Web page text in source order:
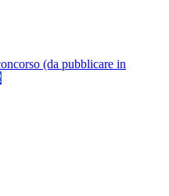
(da pubblicare in